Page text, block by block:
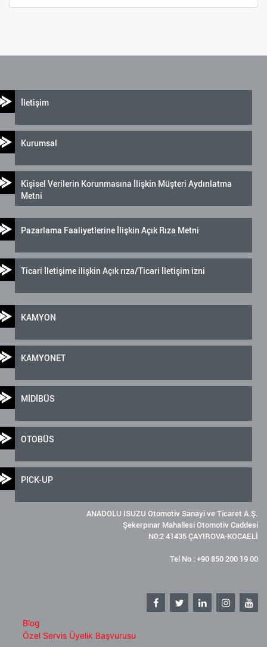
İletişim
Kurumsal
Kişisel Verilerin Korunmasına İlişkin Müşteri Aydınlatma
Metni
Pazarlama Faaliyetlerine İlişkin Açık Rıza Metni
Ticari İletişime ilişkin Açık rıza/Ticari İletişim izni
KAMYON
KAMYONET
MİDİBÜS
OTOBÜS
PICK-UP
ANADOLU ISUZU Otomotiv Sanayi ve Ticaret A.Ş.
Şekerpınar Mahallesi Otomotiv Caddesi
N0:2 41435 ÇAYIROVA-KOCAELİ
Tel No : +90 850 200 19 00
Blog
Özel Servis Üyelik Başvurusu